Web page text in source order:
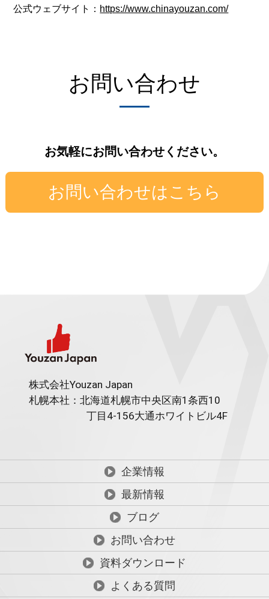
公式ウェブサイト： https://www.chinayouzan.com/
お問い合わせ
お気軽にお問い合わせください。
お問い合わせはこちら
株式会社Youzan Japan
札幌本社：北海道札幌市中央区南1条西10
丁目4-156大通ホワイトビル4F
企業情報
最新情報
ブログ
お問い合わせ
資料ダウンロード
よくある質問